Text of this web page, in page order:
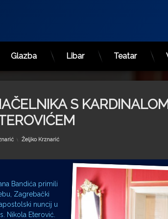
Glazba Libar Teatar
S
Kategorije:
Željko Krznarić
Bandića primili
Zagrebački
nuncij u
Nikola Eterović.